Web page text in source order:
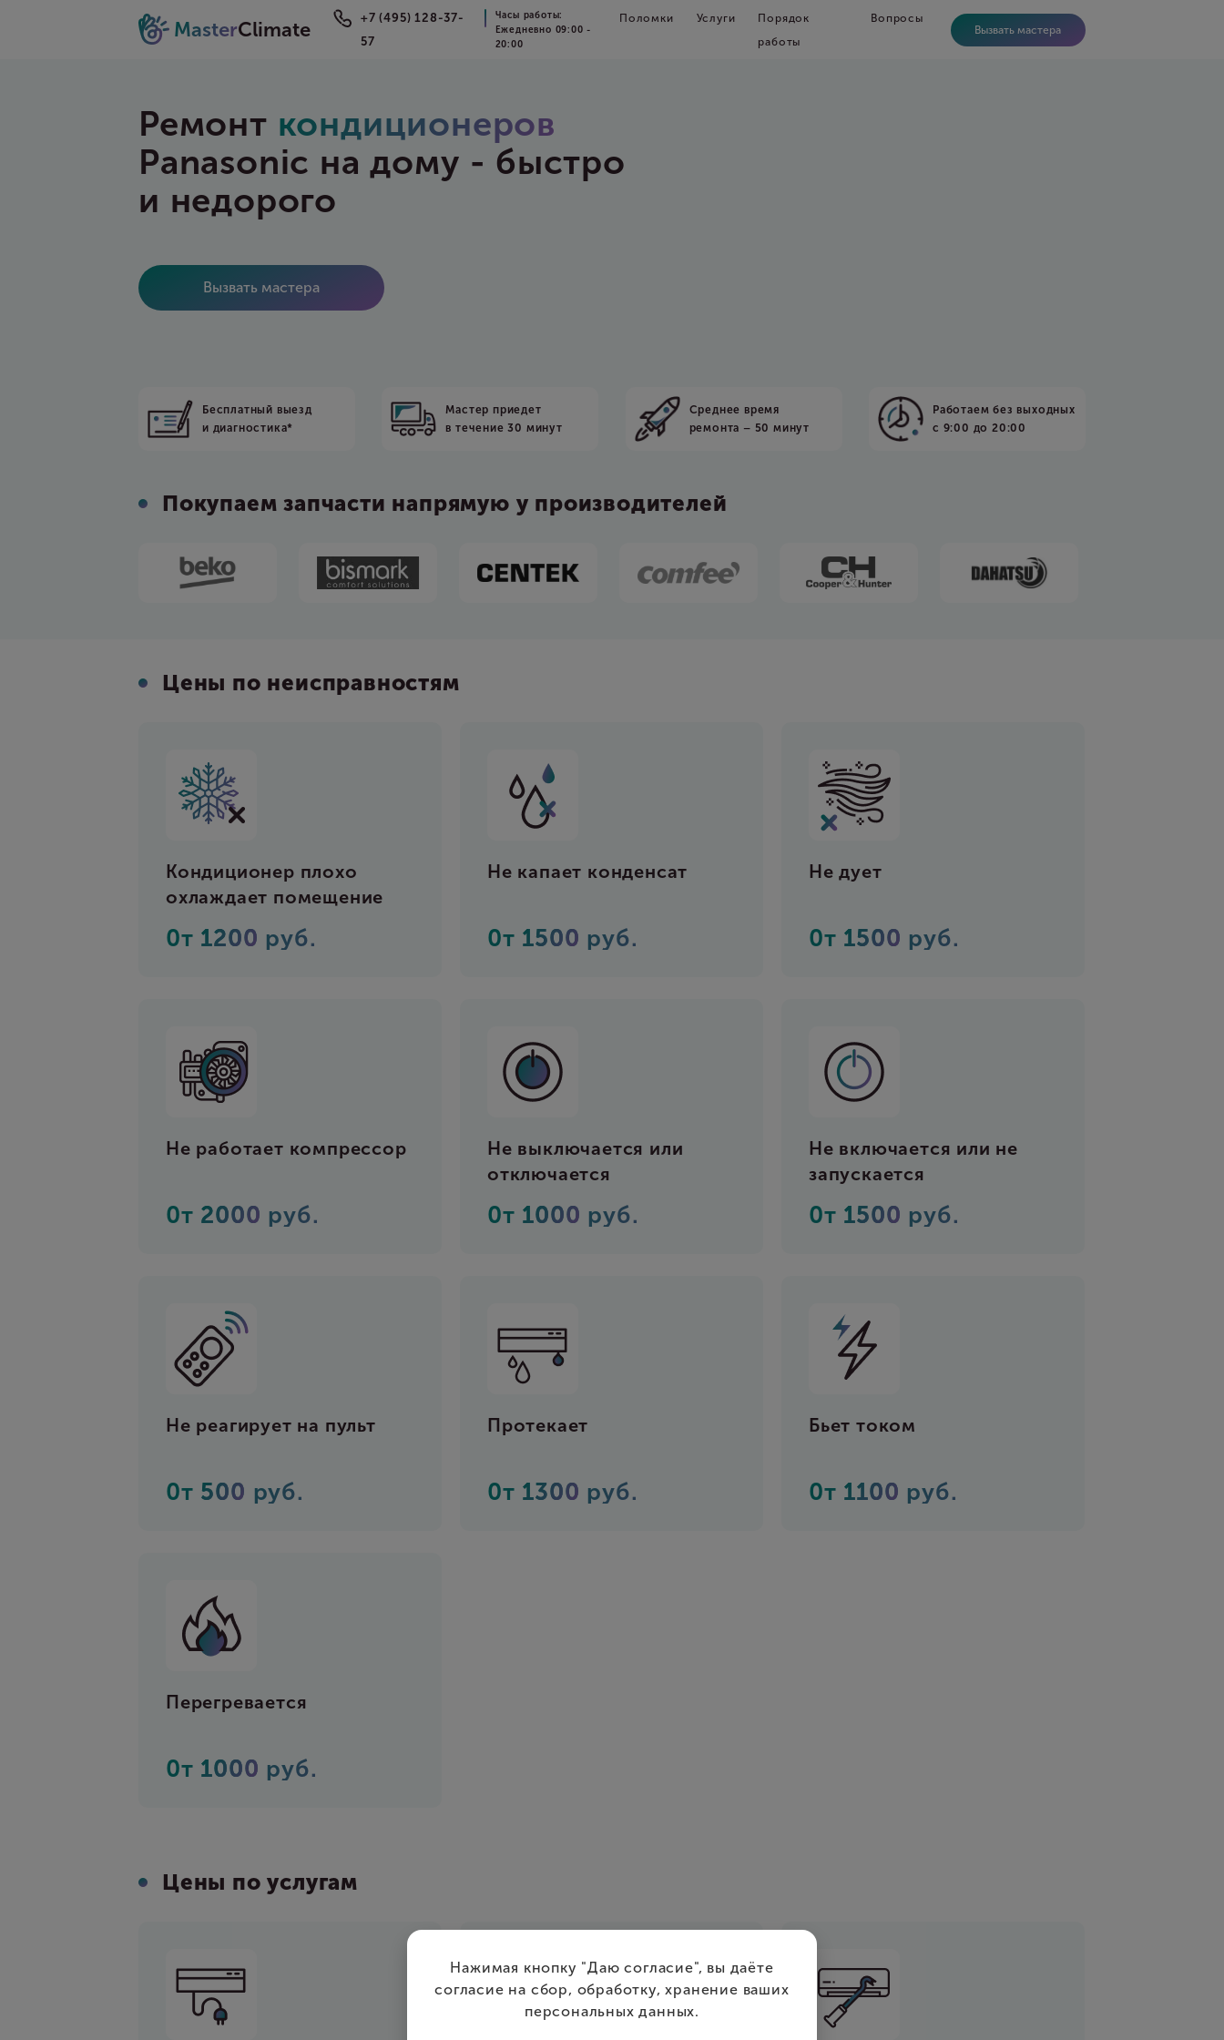
Нажимая кнопку "Даю согласие", вы даёте
согласие на сбор, обработку, хранение ваших
персональных данных.
MasterClimate
+7 (495) 128-37-
57
Часы работы:
Ежедневно 09:00 -
20:00
Поломки Услуги
Порядок
работы
Вопросы
Вызвать мастера
Ремонт кондиционеров
Panasonic на дому - быстро
и недорого
Вызвать мастера
Бесплатный выезд
и диагностика*
Мастер приедет
в течение 30 минут
Среднее время
ремонта – 50 минут
Работаем без выходных
с 9:00 до 20:00
Покупаем запчасти напрямую у производителей
Цены по неисправностям
Кондиционер плохо
охлаждает помещение
0т 1200 руб.
Не капает конденсат
0т 1500 руб.
Не дует
0т 1500 руб.
Не работает компрессор
0т 2000 руб.
Не выключается или
отключается
0т 1000 руб.
Не включается или не
запускается
0т 1500 руб.
Не реагирует на пульт
0т 500 руб.
Протекает
0т 1300 руб.
Бьет током
0т 1100 руб.
Перегревается
0т 1000 руб.
Цены по услугам